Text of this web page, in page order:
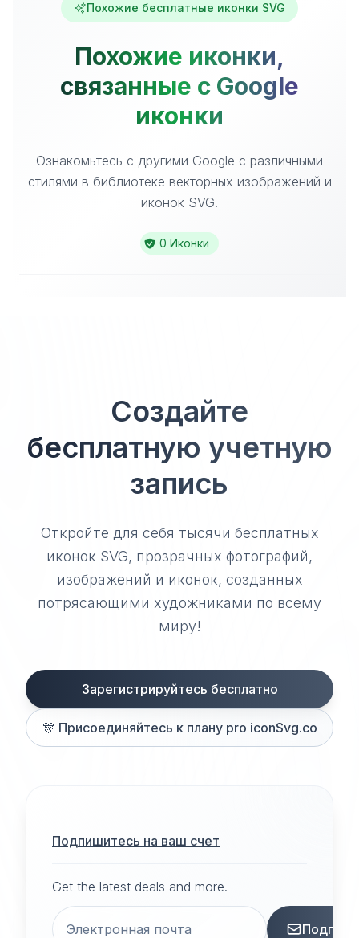
Похожие бесплатные иконки SVG
Похожие иконки,
связанные с Google
иконки
Ознакомьтесь с другими Google с различными
стилями в библиотеке векторных изображений и
иконок SVG.
0 Иконки
Создайте
бесплатную учетную
запись
Откройте для себя тысячи бесплатных
иконок SVG, прозрачных фотографий,
изображений и иконок, созданных
потрясающими художниками по всему
миру!
Зарегистрируйтесь бесплатно
🎊 Присоединяйтесь к плану pro iconSvg.co
Подпишитесь на ваш счет
Get the latest deals and more.